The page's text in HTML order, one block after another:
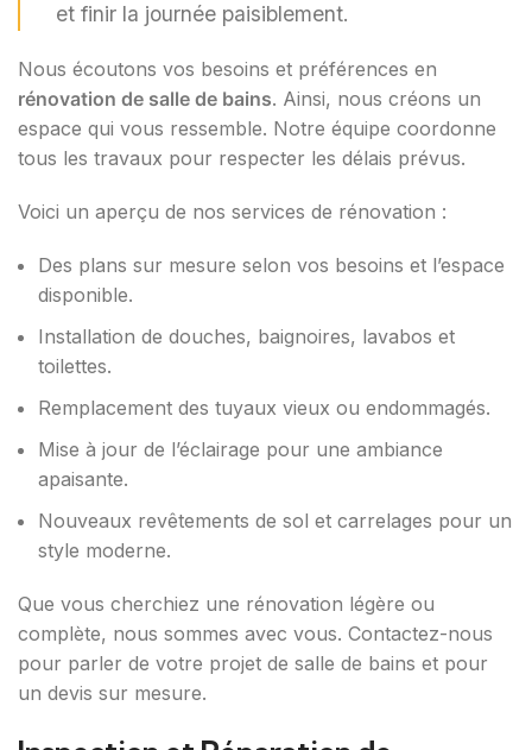
et finir la journée paisiblement.
Nous écoutons vos besoins et préférences en
rénovation de salle de bains. Ainsi, nous créons un
espace qui vous ressemble. Notre équipe coordonne
tous les travaux pour respecter les délais prévus.
Voici un aperçu de nos services de rénovation :
Des plans sur mesure selon vos besoins et l’espace
disponible.
Installation de douches, baignoires, lavabos et
toilettes.
Remplacement des tuyaux vieux ou endommagés.
Mise à jour de l’éclairage pour une ambiance
apaisante.
Nouveaux revêtements de sol et carrelages pour un
style moderne.
Que vous cherchiez une rénovation légère ou
complète, nous sommes avec vous. Contactez-nous
pour parler de votre projet de salle de bains et pour
un devis sur mesure.